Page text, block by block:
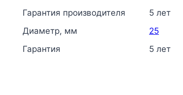
Гарантия производителя
5 лет
Диаметр, мм
25
Гарантия
5 лет